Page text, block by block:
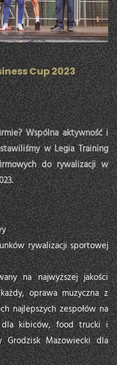
Cup 2023
Wspólna aktywność i
w Legia Training
do rywalizacji w
rywalizacji sportowej
na najwyższej jakości
oprawa muzyczna z
najlepszych zespołów na
dla kibiców, food trucki i
Grodzisk Mazowiecki dla